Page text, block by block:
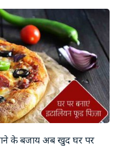
के बजाय अब खुद घर पर